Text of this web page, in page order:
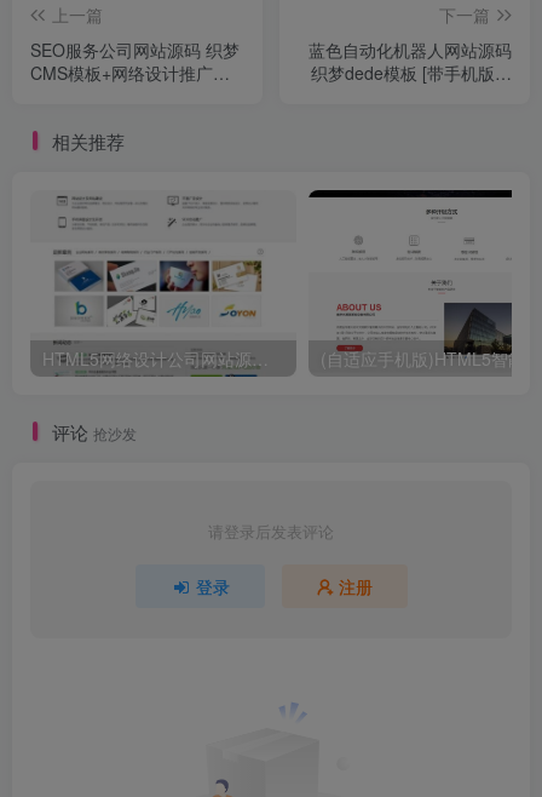
上一篇
SEO服务公司网站源码 织梦
CMS模板+网络设计推广企
下一篇
蓝色自动化机器人网站源码
织梦dede模板 [带手机版数
相关推荐
HTML5网络设计公司网站源码 织梦dedecms整站模板
评论 抢沙发
请登录后发表评论
登录 注册